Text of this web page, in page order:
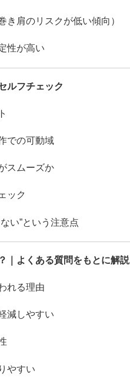
き肩のリスクが低い傾向）
性が高い
ルフチェック
での可動域
スムーズか
ック
い”という注意点
｜よくある質問をもとに解説
れる理由
減しやすい
やすい